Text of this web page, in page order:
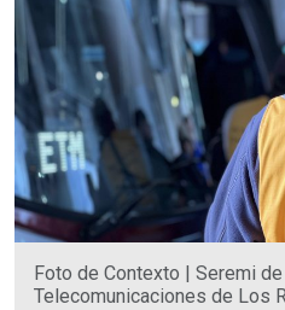
Foto de Contexto | Seremi
Telecomunicaciones de Los